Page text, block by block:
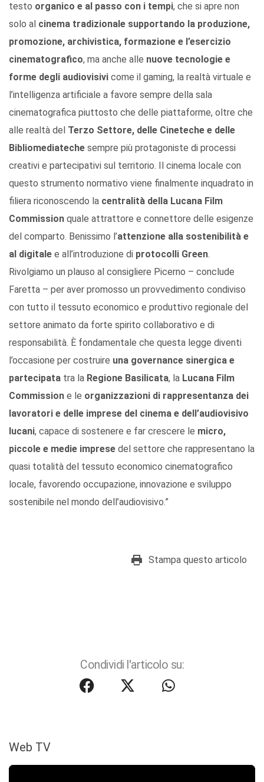
testo organico e al passo con i tempi, che si apre non
solo al cinema tradizionale supportando la produzione,
promozione, archivistica, formazione e l’esercizio
cinematografico, ma anche alle nuove tecnologie e
forme degli audiovisivi come il gaming, la realtà virtuale e
l’intelligenza artificiale a favore sempre della sala
cinematografica piuttosto che delle piattaforme, oltre che
alle realtà del Terzo Settore, delle Cineteche e delle
Bibliomediateche sempre più protagoniste di processi
creativi e partecipativi sul territorio. Il cinema locale con
questo strumento normativo viene finalmente inquadrato in
filiera riconoscendo la centralità della Lucana Film
Commission quale attrattore e connettore delle esigenze
del comparto. Benissimo l’attenzione alla sostenibilità e
al digitale e all’introduzione di protocolli Green.
Rivolgiamo un plauso al consigliere Picerno – conclude
Faretta – per aver promosso un provvedimento condiviso
con tutto il tessuto economico e produttivo regionale del
settore animato da forte spirito collaborativo e di
responsabilità. È fondamentale che questa legge diventi
l’occasione per costruire una governance sinergica e
partecipata tra la Regione Basilicata, la Lucana Film
Commission e le organizzazioni di rappresentanza dei
lavoratori e delle imprese del cinema e dell’audiovisivo
lucani, capace di sostenere e far crescere le micro,
piccole e medie imprese del settore che rappresentano la
quasi totalità del tessuto economico cinematografico
locale, favorendo occupazione, innovazione e sviluppo
sostenibile nel mondo dell’audiovisivo.”
Stampa questo articolo
Condividi l'articolo su:
Web TV